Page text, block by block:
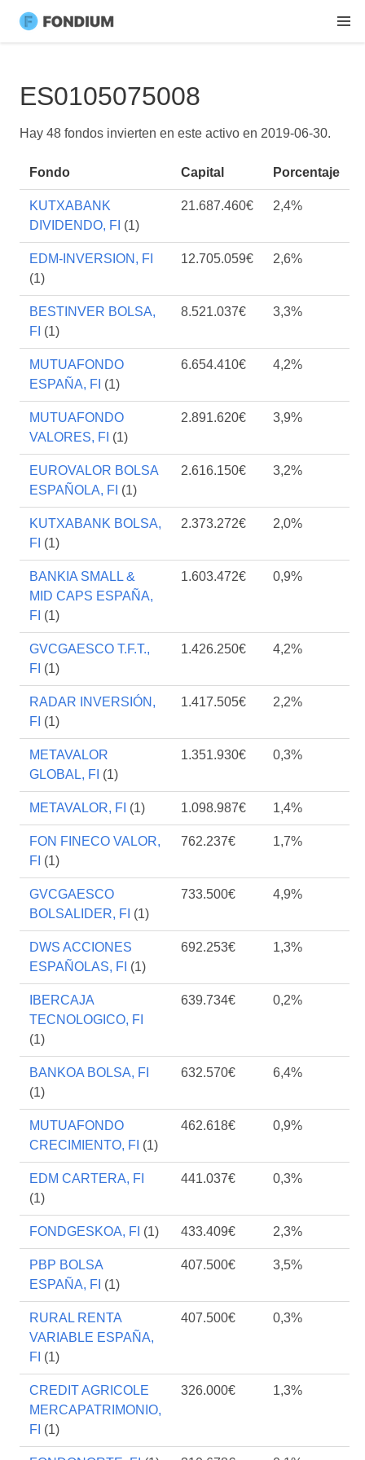
ES0105075008
Hay 48 fondos invierten en este activo en 2019-06-30.
Fondo Capital Porcentaje
KUTXABANK
DIVIDENDO, FI (1)
21.687.460€ 2,4%
EDM-INVERSION, FI
(1)
12.705.059€ 2,6%
BESTINVER BOLSA,
FI (1)
8.521.037€ 3,3%
MUTUAFONDO
ESPAÑA, FI (1)
6.654.410€ 4,2%
MUTUAFONDO
VALORES, FI (1)
2.891.620€ 3,9%
EUROVALOR BOLSA
ESPAÑOLA, FI (1)
2.616.150€ 3,2%
KUTXABANK BOLSA,
FI (1)
2.373.272€ 2,0%
BANKIA SMALL &
MID CAPS ESPAÑA,
FI (1)
1.603.472€ 0,9%
GVCGAESCO T.F.T.,
FI (1)
1.426.250€ 4,2%
RADAR INVERSIÓN,
FI (1)
1.417.505€ 2,2%
METAVALOR
GLOBAL, FI (1)
1.351.930€ 0,3%
METAVALOR, FI (1) 1.098.987€ 1,4%
FON FINECO VALOR,
FI (1)
762.237€ 1,7%
GVCGAESCO
BOLSALIDER, FI (1)
733.500€ 4,9%
DWS ACCIONES
ESPAÑOLAS, FI (1)
692.253€ 1,3%
IBERCAJA
TECNOLOGICO, FI
(1)
639.734€ 0,2%
BANKOA BOLSA, FI
(1)
632.570€ 6,4%
MUTUAFONDO
CRECIMIENTO, FI (1)
462.618€ 0,9%
EDM CARTERA, FI
(1)
441.037€ 0,3%
FONDGESKOA, FI (1) 433.409€ 2,3%
PBP BOLSA
ESPAÑA, FI (1)
407.500€ 3,5%
RURAL RENTA
VARIABLE ESPAÑA,
FI (1)
407.500€ 0,3%
CREDIT AGRICOLE
MERCAPATRIMONIO,
FI (1)
326.000€ 1,3%